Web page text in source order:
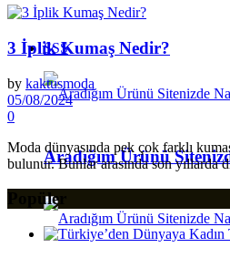
SSS
Aradığım Ürünü
3 İplik Kumaş Nedir?
by kaktusmoda
05/08/2024
0
Moda dünyasında pek çok farklı
bulunur. Bunlar arasında son yıllarda
Popüler